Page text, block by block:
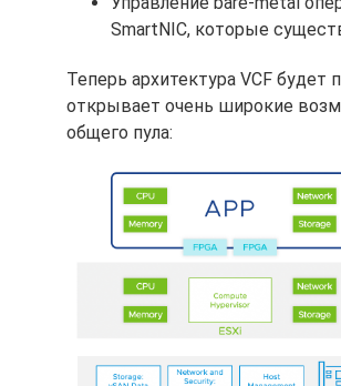
SmartNIC, которые
Теперь архитектура VCF
открывает очень широкие
общего пула: